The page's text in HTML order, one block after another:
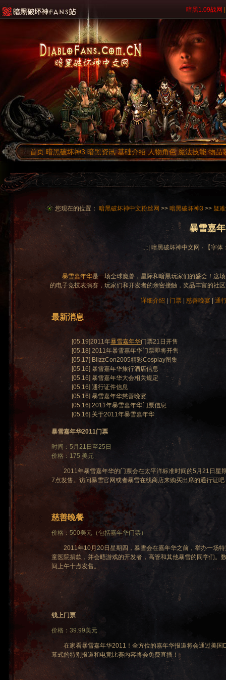
暗黑1.09战网
首页暗黑破坏神3 暗黑资讯基础介绍 人物角色魔法技能物品
您现在的位置： 暗黑破坏神中文粉丝网 >> 暗黑破坏神3 >> 疑
暴雪嘉
..::| 暗黑破坏神中文网 · 【字体
暴雪嘉年华是一场全球魔兽，星际和暗黑玩家们的盛会！这
的电子竞技表演赛，玩家们和开发者的亲密接触，奖品丰富的社
详细介绍 门票 慈善晚宴 通
最新消息
[05.19]2011年暴雪嘉年华门票21日开售
[05.18] 2011年暴雪嘉年华门票即将开售
[05.17] BlizzCon2005精彩Cosplay图集
[05.16] 暴雪嘉年华旅行酒店信息
[05.16] 暴雪嘉年华大会相关规定
[05.16] 通行证件信息
[05.16] 暴雪嘉年华慈善晚宴
[05.16] 2011年暴雪嘉年华门票信息
[05.16] 关于2011年暴雪嘉年华
暴雪嘉年华2011门票
时间：5月21日至25日
价格：175 美元
2011年暴雪嘉年华的门票会在太平洋标准时间的5月21日星
7点发售。访问暴雪官网或者暴雪在线商店来购买出席的通行证吧
慈善晚餐
价格：500美元（包括嘉年华门票）
2011年10月20日星期四，暴雪会在嘉年华之前，举办一场特
童医院捐款，并会晤游戏的开发者，高管和其他暴雪的同学们。
间上午十点发售。
线上门票
价格：39.99美元
在家看暴雪嘉年华2011！全方位的嘉年华报道将会通过美国
幕式的特别报道和电竞比赛内容将会免费直播！